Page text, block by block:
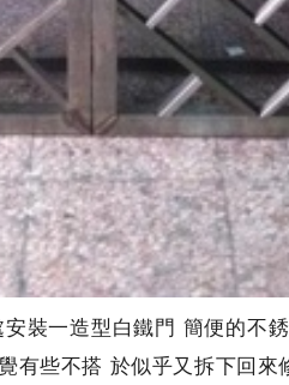
裝一造型白鐵門 簡便的不
有些不搭 於似乎又拆下回來